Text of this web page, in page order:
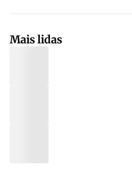
Mais lidas